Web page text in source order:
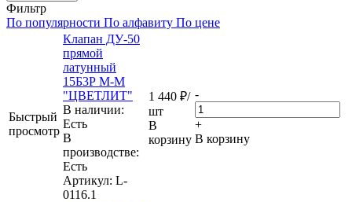
Фильтр
По популярности По алфавиту По цене
Быстрый
просмотр
Клапан ДУ-50
прямой
латунный
15Б3Р М-М
"ЦВЕТЛИТ"
В наличии:
Eсть
В
производстве:
Есть
Артикул: L-
0116.1
1 440 ₽/
шт
В
корзину
-
+
В корзину